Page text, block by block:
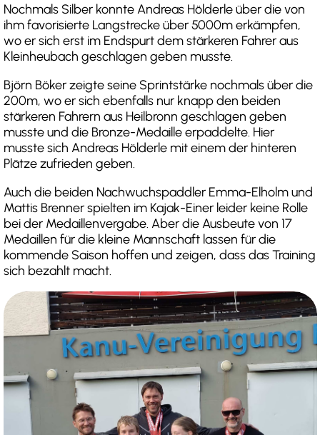
Nochmals Silber konnte Andreas Hölderle über die von
ihm favorisierte Langstrecke über 5000m erkämpfen,
wo er sich erst im Endspurt dem stärkeren Fahrer aus
Kleinheubach geschlagen geben musste.
Björn Böker zeigte seine Sprintstärke nochmals über die
200m, wo er sich ebenfalls nur knapp den beiden
stärkeren Fahrern aus Heilbronn geschlagen geben
musste und die Bronze-Medaille erpaddelte. Hier
musste sich Andreas Hölderle mit einem der hinteren
Plätze zufrieden geben.
Auch die beiden Nachwuchspaddler Emma-Elholm und
Mattis Brenner spielten im Kajak-Einer leider keine Rolle
bei der Medaillenvergabe. Aber die Ausbeute von 17
Medaillen für die kleine Mannschaft lassen für die
kommende Saison hoffen und zeigen, dass das Training
sich bezahlt macht.